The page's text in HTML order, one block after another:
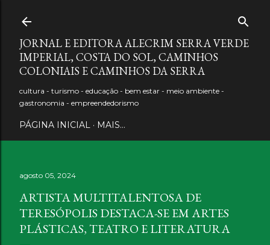
JORNAL E EDITORA ALECRIM SERRA VERDE
IMPERIAL, COSTA DO SOL, CAMINHOS
COLONIAIS E CAMINHOS DA SERRA
cultura - turismo - educação - bem estar - meio ambiente -
gastronomia - empreendedorismo
PÁGINA INICIAL MAIS…
agosto 05, 2024
ARTISTA MULTITALENTOSA DE
TERESÓPOLIS DESTACA-SE EM ARTES
PLÁSTICAS, TEATRO E LITERATURA